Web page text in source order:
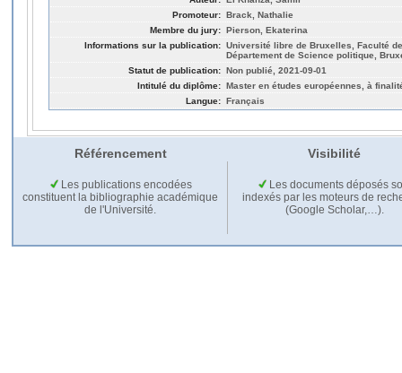
Promoteur: Brack, Nathalie
Membre du jury: Pierson, Ekaterina
Informations sur la publication: Université libre de Bruxelles, Faculté
Département de Science politique,
Statut de publication: Non publié, 2021-09-01
Intitulé du diplôme: Master en études européennes, à
Langue: Français
Référencement Visibilité
Les publications encodées
constituent la bibliographie académique
de l'Université.
Les documents déposés
indexés par les moteurs de
(Google Scholar,…).